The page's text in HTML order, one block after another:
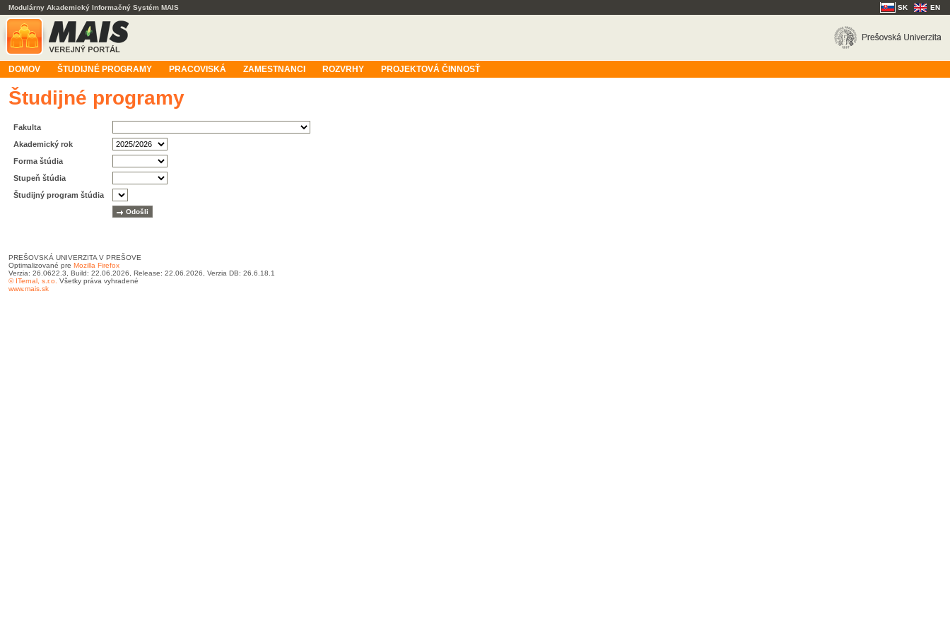
Modulárny Akademický Informačný Systém MAIS SK EN
DOMOV ŠTUDIJNÉ PROGRAMY PRACOVISKÁ ZAMESTNANCI ROZVRHY PROJEKTOVÁ ČINNOSŤ
Študijné programy
Fakulta
Akademický rok
Forma štúdia
Stupeň štúdia
Študijný program štúdia
PREŠOVSKÁ UNIVERZITA V PREŠOVE
Optimalizované pre Mozilla Firefox
Verzia: 26.0622.3, Build: 22.06.2026, Release: 22.06.2026, Verzia DB: 26.6.18.1
© ITernal, s.r.o. Všetky práva vyhradené
www.mais.sk